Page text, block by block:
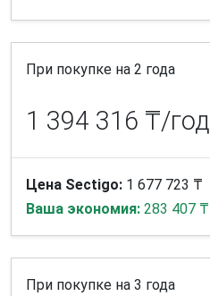
При покупке на 2 года
1 394 316 ₸/год
Цена Sectigo: 1 677 723 ₸
Ваша экономия: 283 407 ₸
При покупке на 3 года